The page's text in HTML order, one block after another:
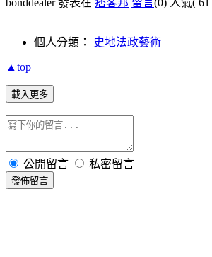
個人分類： 史地法政藝術
▲top
載入更多
公開留言 私密留言
發佈留言